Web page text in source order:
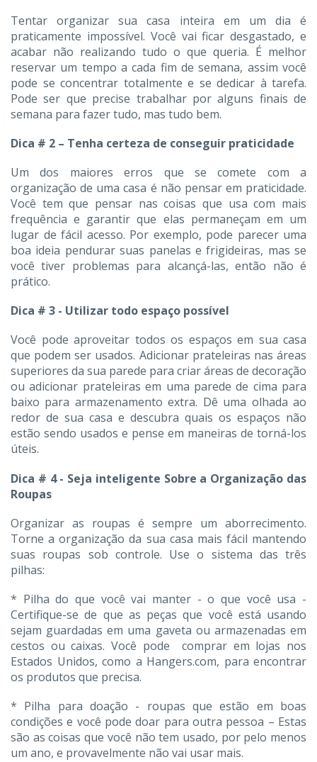
Tentar organizar sua casa inteira em um dia é
praticamente impossível. Você vai ficar desgastado, e
acabar não realizando tudo o que queria. É melhor
reservar um tempo a cada fim de semana, assim você
pode se concentrar totalmente e se dedicar à tarefa.
Pode ser que precise trabalhar por alguns finais de
semana para fazer tudo, mas tudo bem.
Dica # 2 – Tenha certeza de conseguir praticidade
Um dos maiores erros que se comete com a
organização de uma casa é não pensar em praticidade.
Você tem que pensar nas coisas que usa com mais
frequência e garantir que elas permaneçam em um
lugar de fácil acesso. Por exemplo, pode parecer uma
boa ideia pendurar suas panelas e frigideiras, mas se
você tiver problemas para alcançá-las, então não é
prático.
Dica # 3 - Utilizar todo espaço possível
Você pode aproveitar todos os espaços em sua casa
que podem ser usados. Adicionar prateleiras nas áreas
superiores da sua parede para criar áreas de decoração
ou adicionar prateleiras em uma parede de cima para
baixo para armazenamento extra. Dê uma olhada ao
redor de sua casa e descubra quais os espaços não
estão sendo usados e pense em maneiras de torná-los
úteis.
Dica # 4 - Seja inteligente Sobre a Organização das
Roupas
Organizar as roupas é sempre um aborrecimento.
Torne a organização da sua casa mais fácil mantendo
suas roupas sob controle. Use o sistema das três
pilhas:
* Pilha do que você vai manter - o que você usa -
Certifique-se de que as peças que você está usando
sejam guardadas em uma gaveta ou armazenadas em
cestos ou caixas. Você pode comprar em lojas nos
Estados Unidos, como a Hangers.com, para encontrar
os produtos que precisa.
* Pilha para doação - roupas que estão em boas
condições e você pode doar para outra pessoa – Estas
são as coisas que você não tem usado, por pelo menos
um ano, e provavelmente não vai usar mais.